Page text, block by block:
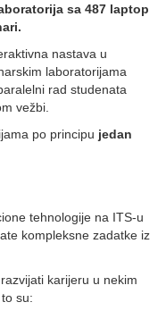
sa 487 laptop
nastava u
laboratorijama
rad studenata
vežbi.
po principu jedan
tehnologije na ITS-u
kompleksne zadatke iz
karijeru u nekim
su: